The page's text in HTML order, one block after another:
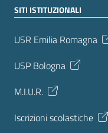
SITI ISTITUZIONALI
USR Emilia Romagna
USP Bologna
M.I.U.R.
Iscrizioni scolastiche